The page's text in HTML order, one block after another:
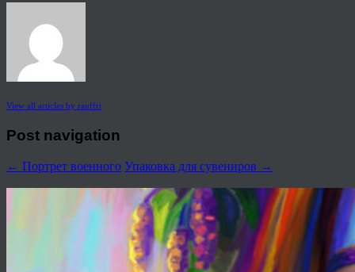
View all articles by rauffri
Post navigation
← Портрет военного Упаковка для сувениров →